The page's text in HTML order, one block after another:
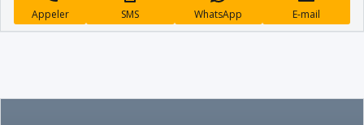
Appeler SMS WhatsApp E-mail